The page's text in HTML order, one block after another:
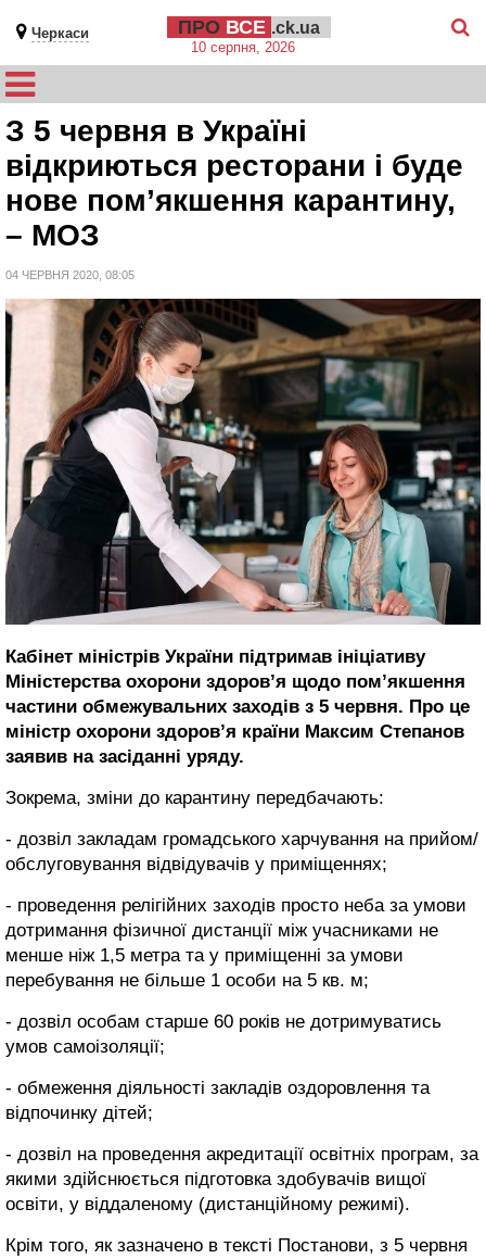
Черкаси ПРО ВСЕ .ck.ua
10 серпня, 2026
З 5 червня в Україні
відкриються ресторани і буде
нове пом’якшення карантину,
– МОЗ
04 ЧЕРВНЯ 2020, 08:05
Кабінет міністрів України підтримав ініціативу
Міністерства охорони здоров’я щодо пом’якшення
частини обмежувальних заходів з 5 червня. Про це
міністр охорони здоров’я країни Максим Степанов
заявив на засіданні уряду.
Зокрема, зміни до карантину передбачають:
- дозвіл закладам громадського харчування на прийом/
обслуговування відвідувачів у приміщеннях;
- проведення релігійних заходів просто неба за умови
дотримання фізичної дистанції між учасниками не
менше ніж 1,5 метра та у приміщенні за умови
перебування не більше 1 особи на 5 кв. м;
- дозвіл особам старше 60 років не дотримуватись
умов самоізоляції;
- обмеження діяльності закладів оздоровлення та
відпочинку дітей;
- дозвіл на проведення акредитації освітніх програм, за
якими здійснюється підготовка здобувачів вищої
освіти, у віддаленому (дистанційному режимі).
Крім того, як зазначено в тексті Постанови, з 5 червня